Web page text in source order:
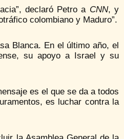
declaró Petro a CNN, y
colombiano y Maduro”.
Blanca. En el último año, el
su apoyo a Israel y su
es el que se da a todos
es luchar contra la